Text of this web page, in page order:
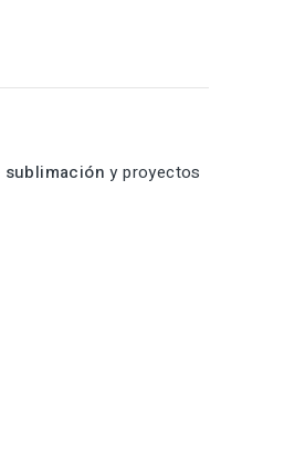
sublimación y proyectos